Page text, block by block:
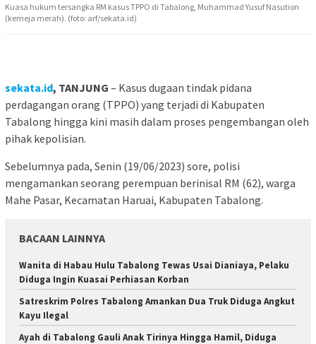
Kuasa hukum tersangka RM kasus TPPO di Tabalong, Muhammad Yusuf Nasution
(kemeja merah). (foto: arf/sekata.id)
sekata.id, TANJUNG – Kasus dugaan tindak pidana
perdagangan orang (TPPO) yang terjadi di Kabupaten
Tabalong hingga kini masih dalam proses pengembangan oleh
pihak kepolisian.
Sebelumnya pada, Senin (19/06/2023) sore, polisi
mengamankan seorang perempuan berinisal RM (62), warga
Mahe Pasar, Kecamatan Haruai, Kabupaten Tabalong.
BACAAN LAINNYA
Wanita di Habau Hulu Tabalong Tewas Usai Dianiaya, Pelaku
Diduga Ingin Kuasai Perhiasan Korban
Satreskrim Polres Tabalong Amankan Dua Truk Diduga Angkut
Kayu Ilegal
Ayah di Tabalong Gauli Anak Tirinya Hingga Hamil, Diduga